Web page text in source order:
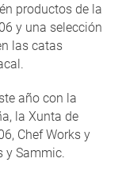
productos de la
y una selección
las catas
año con la
la Xunta de
Chef Works y
y Sammic.